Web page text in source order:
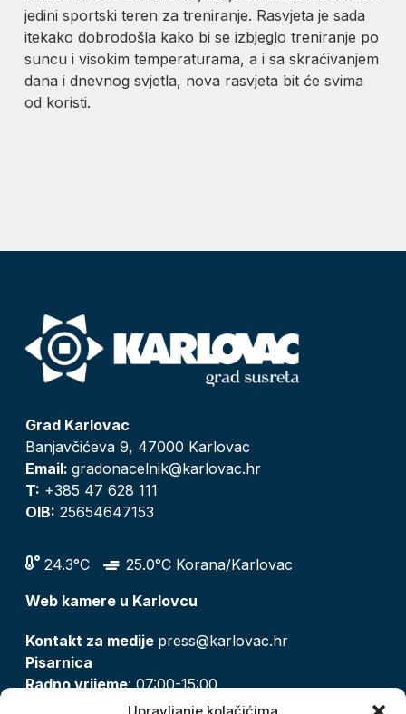
jedini sportski teren za treniranje. Rasvjeta je sada
itekako dobrodošla kako bi se izbjeglo treniranje po
suncu i visokim temperaturama, a i sa skraćivanjem
dana i dnevnog svjetla, nova rasvjeta bit će svima
od koristi.
Grad Karlovac
Banjavčićeva 9, 47000 Karlovac
Email: gradonacelnik@karlovac.hr
T: +385 47 628 111
OIB: 25654647153
24.3°C
25.0°C Korana/Karlovac
Web kamere u Karlovcu
Kontakt za medije press@karlovac.hr
Pisarnica
Radno vrijeme: 07:00-15:00
pisarnica@karlovac.hr